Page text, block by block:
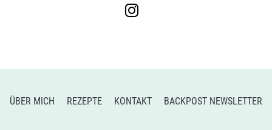
instagram
ÜBER MICH REZEPTE KONTAKT BACKPOST NEWSLETTER